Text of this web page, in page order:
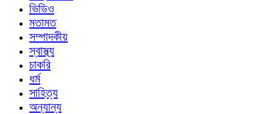
ভিডিও
মতামত
সম্পাদকীয়
স্বাস্থ্য
চাকরি
ধর্ম
সাহিত্য
অন্যান্য